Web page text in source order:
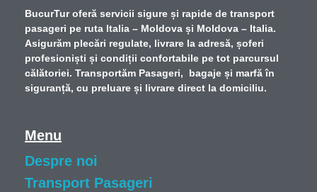
BucurTur oferă servicii sigure și rapide de transport
pasageri pe ruta Italia – Moldova și Moldova – Italia.
Asigurăm plecări regulate, livrare la adresă, șoferi
profesioniști și condiții confortabile pe tot parcursul
călătoriei. Transportăm Pasageri, bagaje și marfă în
siguranță, cu preluare și livrare direct la domiciliu.
Menu
Despre noi
Transport Pasageri